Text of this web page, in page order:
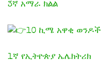
3ኛ አማራ ክልል
10 ኪሜ አዋቂ ወንዶች
1ኛ የኢትዮጵያ ኤሌክትሪክ